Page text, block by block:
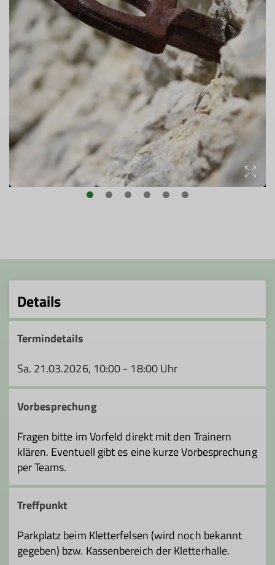
Details
Termindetails
Sa. 21.03.2026, 10:00 - 18:00 Uhr
Vorbesprechung
Fragen bitte im Vorfeld direkt mit den Trainern
klären. Eventuell gibt es eine kurze Vorbesprechung
per Teams.
Treffpunkt
Parkplatz beim Kletterfelsen (wird noch bekannt
gegeben) bzw. Kassenbereich der Kletterhalle.